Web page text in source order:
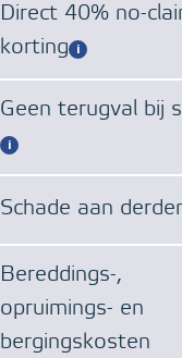
Direct 40% no-
korting
Geen terugval bij
Schade aan
Bereddings-,
opruimings- en
bergingskosten